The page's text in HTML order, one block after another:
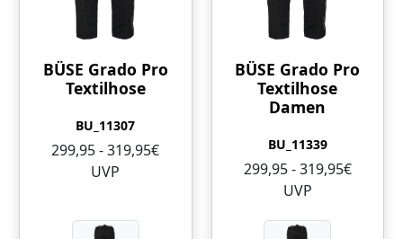
BÜSE Grado Pro
Textilhose
BU_11307
299,95 - 319,95€
UVP
BÜSE Grado Pro
Textilhose
Damen
BU_11339
299,95 - 319,95€
UVP